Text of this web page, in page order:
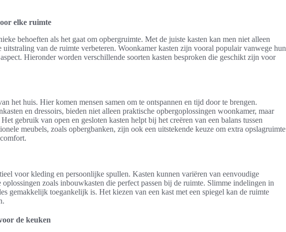
elke ruimte
behoeften als het gaat om opbergruimte. Met de juiste kasten kan men niet alleen
uitstraling van de ruimte verbeteren. Woonkamer kasten zijn vooral populair vanwege hun
Hieronder worden verschillende soorten kasten besproken die geschikt zijn voor
het huis. Hier komen mensen samen om te ontspannen en tijd door te brengen.
en dressoirs, bieden niet alleen praktische opbergoplossingen woonkamer, maar
gebruik van open en gesloten kasten helpt bij het creëren van een balans tussen
meubels, zoals opbergbanken, zijn ook een uitstekende keuze om extra opslagruimte
voor kleding en persoonlijke spullen. Kasten kunnen variëren van eenvoudige
zoals inbouwkasten die perfect passen bij de ruimte. Slimme indelingen in
gemakkelijk toegankelijk is. Het kiezen van een kast met een spiegel kan de ruimte
de keuken